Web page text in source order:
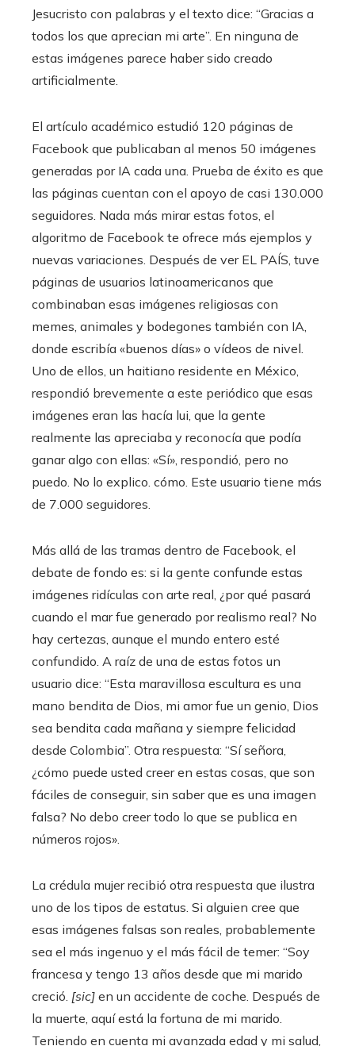
Jesucristo con palabras y el texto dice: “Gracias a
todos los que aprecian mi arte”. En ninguna de
estas imágenes parece haber sido creado
artificialmente.
El artículo académico estudió 120 páginas de
Facebook que publicaban al menos 50 imágenes
generadas por IA cada una. Prueba de éxito es que
las páginas cuentan con el apoyo de casi 130.000
seguidores. Nada más mirar estas fotos, el
algoritmo de Facebook te ofrece más ejemplos y
nuevas variaciones. Después de ver EL PAÍS, tuve
páginas de usuarios latinoamericanos que
combinaban esas imágenes religiosas con
memes, animales y bodegones también con IA,
donde escribía «buenos días» o vídeos de nivel.
Uno de ellos, un haitiano residente en México,
respondió brevemente a este periódico que esas
imágenes eran las hacía lui, que la gente
realmente las apreciaba y reconocía que podía
ganar algo con ellas: «Sí», respondió, pero no
puedo. No lo explico. cómo. Este usuario tiene más
de 7.000 seguidores.
Más allá de las tramas dentro de Facebook, el
debate de fondo es: si la gente confunde estas
imágenes ridículas con arte real, ¿por qué pasará
cuando el mar fue generado por realismo real? No
hay certezas, aunque el mundo entero esté
confundido. A raíz de una de estas fotos un
usuario dice: “Esta maravillosa escultura es una
mano bendita de Dios, mi amor fue un genio, Dios
sea bendita cada mañana y siempre felicidad
desde Colombia”. Otra respuesta: “Sí señora,
¿cómo puede usted creer en estas cosas, que son
fáciles de conseguir, sin saber que es una imagen
falsa? No debo creer todo lo que se publica en
números rojos».
La crédula mujer recibió otra respuesta que ilustra
uno de los tipos de estatus. Si alguien cree que
esas imágenes falsas son reales, probablemente
sea el más ingenuo y el más fácil de temer: “Soy
francesa y tengo 13 años desde que mi marido
creció. [sic] en un accidente de coche. Después de
la muerte, aquí está la fortuna de mi marido.
Teniendo en cuenta mi avanzada edad y mi salud,